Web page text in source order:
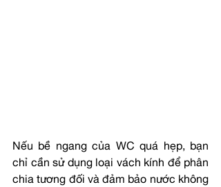
Nếu bề ngang của WC quá hẹp, bạn
chỉ cần sử dụng loại vách kính để phân
chia tương đối và đảm bảo nước không